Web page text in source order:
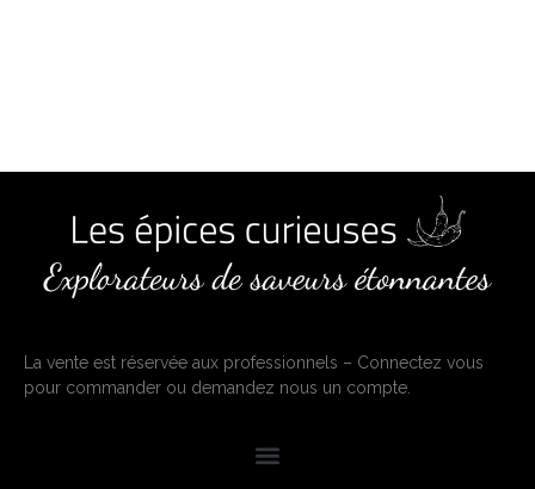
La vente est réservée aux professionnels – Connectez vous
pour commander ou demandez nous un compte.